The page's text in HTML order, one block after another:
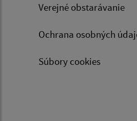
Verejné obstarávanie
Ochrana osobných
Súbory cookies